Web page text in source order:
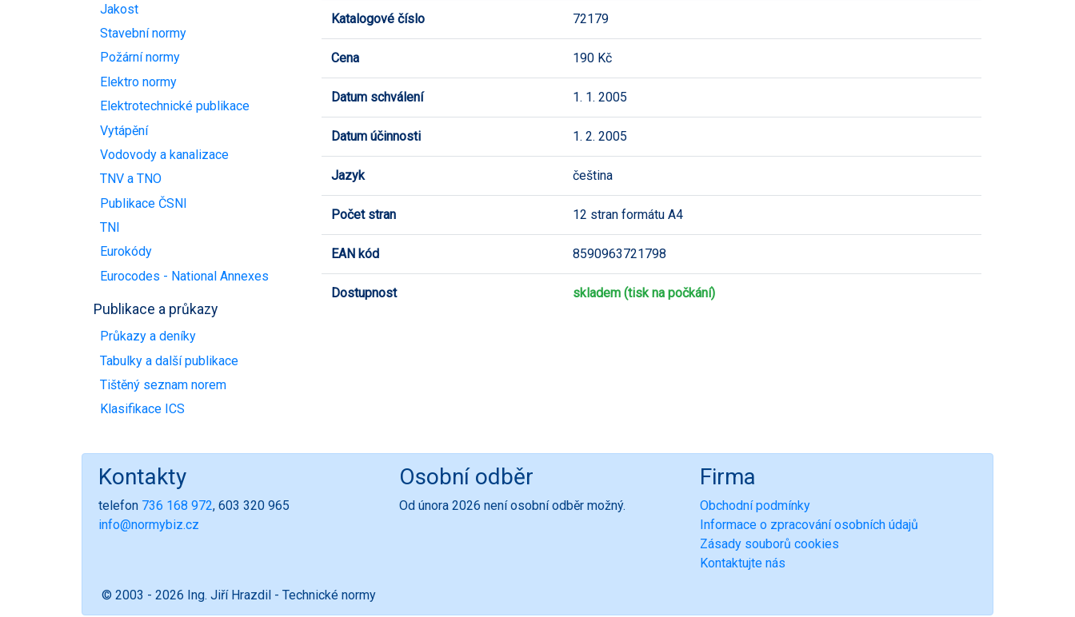
Jakost
Stavební normy
Požární normy
Elektro normy
Elektrotechnické publikace
Vytápění
Vodovody a kanalizace
TNV a TNO
Publikace ČSNI
TNI
Eurokódy
Eurocodes - National Annexes
Publikace a průkazy
Průkazy a deníky
Tabulky a další publikace
Tištěný seznam norem
Klasifikace ICS
Katalogové číslo 72179
Cena 190 Kč
Datum schválení 1. 1. 2005
Datum účinnosti 1. 2. 2005
Jazyk čeština
Počet stran 12 stran formátu A4
EAN kód 8590963721798
Dostupnost skladem (tisk na počkání)
Kontakty
telefon 736 168 972, 603 320 965
info@normybiz.cz
Osobní odběr
Od února 2026 není osobní odběr možný.
Firma
Obchodní podmínky
Informace o zpracování osobních údajů
Zásady souborů cookies
Kontaktujte nás
© 2003 - 2026 Ing. Jiří Hrazdil - Technické normy